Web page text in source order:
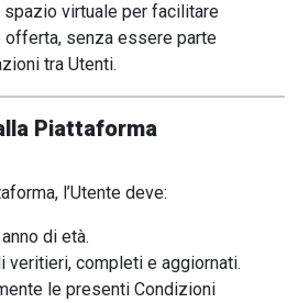
virtuale per facilitare
offerta, senza essere parte
tra Utenti.
Piattaforma
l’Utente deve:
di età.
veritieri, completi e aggiornati.
le presenti Condizioni